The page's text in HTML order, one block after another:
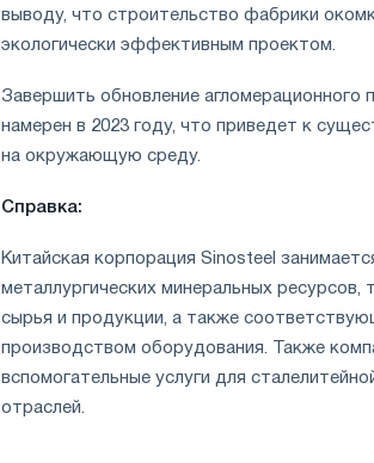
выводу, что строительство фабрики
экологически эффективным проектом.
Завершить обновление
намерен в 2023 году, что приведет к
на окружающую среду.
Справка:
Китайская корпорация Sinosteel
металлургических минеральных ресурсов,
сырья и продукции, а также
производством оборудования. Также
вспомогательные услуги для
отраслей.